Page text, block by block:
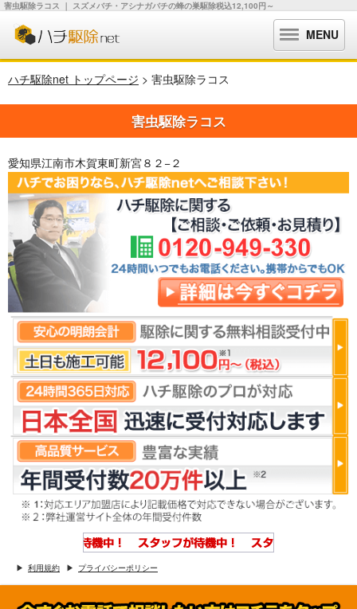
害虫駆除ラコス ｜ スズメバチ・アシナガバチの蜂の巣駆除税込12,100円～
MENU
ハチ駆除net トップページ > 害虫駆除ラコス
害虫駆除ラコス
愛知県江南市木賀東町新宮８２−２
利用規約 プライバシーポリシー